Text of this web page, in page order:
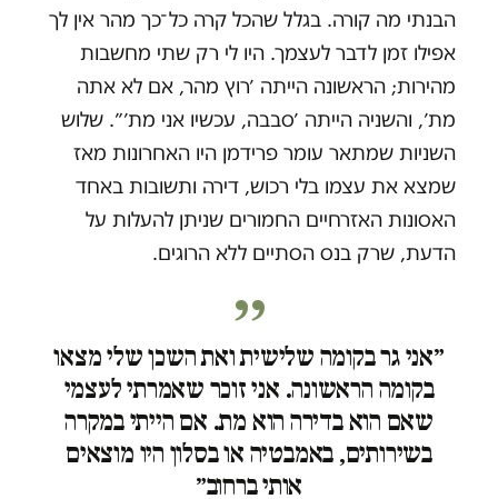
הבנתי מה קורה. בגלל שהכל קרה כל־כך מהר אין לך
אפילו זמן לדבר לעצמך. היו לי רק שתי מחשבות
מהירות; הראשונה הייתה ׳רוץ מהר, אם לא אתה
מת׳, והשניה הייתה ׳סבבה, עכשיו אני מת׳״. שלוש
השניות שמתאר עומר פרידמן היו האחרונות מאז
שמצא את עצמו בלי רכוש, דירה ותשובות באחד
האסונות האזרחיים החמורים שניתן להעלות על
הדעת, שרק בנס הסתיים ללא הרוגים.
״אני גר בקומה שלישית ואת השכן שלי מצאו
בקומה הראשונה. אני זוכר שאמרתי לעצמי
שאם הוא בדירה הוא מת. אם הייתי במקרה
בשירותים, באמבטיה או בסלון היו מוצאים
אותי ברחוב״